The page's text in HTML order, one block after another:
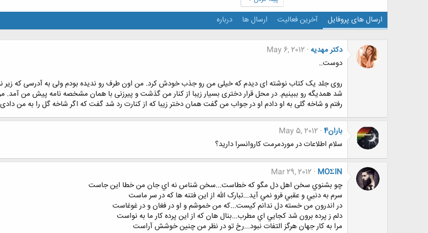
ارسال های پروفایل آخرین فعالیت ارسال ها درباره
دکتر مهدیه May 6, 2012
دوست..
روی جلد یک کتاب نوشته ای دیدم که خیلی من رو جذب خودش کرد. من اون طرف رو ندیده بودم ولی به آدرسی که زیر
شد همدیگه رو ببینیم. در محل قرار دختری بسیار زیبا از کنار من گذشت و پیرزنی با همان مشخصه نامه پیش من
رفتم و شاخه گلی به او دادم او در جواب من گفت همان دختر زیبا که از کنارت رد شد گفت که اگر شاخه گل را به من
باران4
May 5, 2012
سلام اطلاعات در موردمرمت کاروانسرا دارید؟
MOΣIN
Mar 29, 2012
چو بشنوي سخن اهل دل مگو که خطاست...سخن شناس نه اي جان من خطا اين جاست
سرم به دنيي و عقبي فرو نمي آيد...تبارک الله از اين فتنه ها که در سر ماست
در اندرون من خسته دل ندانم کيست...که من خموشم و او در فغان و در غوغاست
دلم ز پرده برون شد کجايي اي مطرب...بنال هان که از اين پرده کار ما به نواست
مرا به کار جهان هرگز التفات نبود...رخ تو در نظر من چنين خوشش آراست